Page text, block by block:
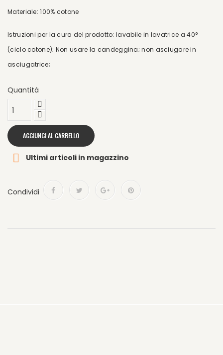
Materiale: 100% cotone
Istruzioni per la cura del prodotto: lavabile in lavatrice a 40°
(ciclo cotone); Non usare la candeggina; non asciugare in
asciugatrice;
Quantità
AGGIUNGI AL CARRELLO
 Ultimi articoli in magazzino
Condividi